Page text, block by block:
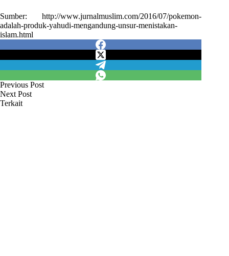
Sumber: http://www.jurnalmuslim.com/2016/07/pokemon-
adalah-produk-yahudi-mengandung-unsur-menistakan-
islam.html
Previous Post
Next Post
Terkait